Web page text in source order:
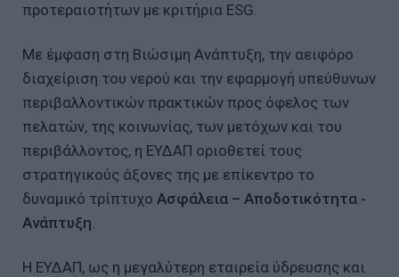
προτεραιοτήτων με κριτήρια ESG.
Με έμφαση στη Βιώσιμη Ανάπτυξη, την αειφόρο
διαχείριση του νερού και την εφαρμογή υπεύθυνων
περιβαλλοντικών πρακτικών προς όφελος των
πελατών, της κοινωνίας, των μετόχων και του
περιβάλλοντος, η ΕΥΔΑΠ οριοθετεί τους
στρατηγικούς άξονες της με επίκεντρο το
δυναμικό τρίπτυχο Ασφάλεια – Αποδοτικότητα -
Ανάπτυξη.
Η ΕΥΔΑΠ, ως η μεγαλύτερη εταιρεία ύδρευσης και